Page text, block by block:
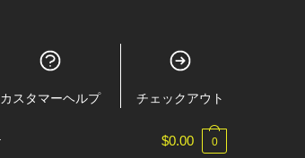
カスタマーヘルプ チェックアウト
$0.00 0